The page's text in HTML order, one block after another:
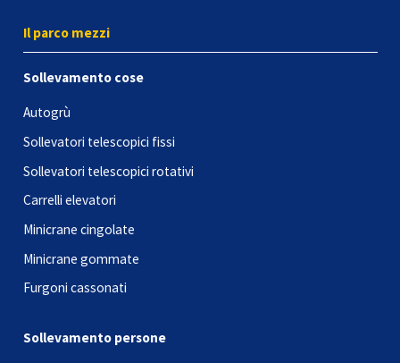
Il parco mezzi
Sollevamento cose
Autogrù
Sollevatori telescopici fissi
Sollevatori telescopici rotativi
Carrelli elevatori
Minicrane cingolate
Minicrane gommate
Furgoni cassonati
Sollevamento persone